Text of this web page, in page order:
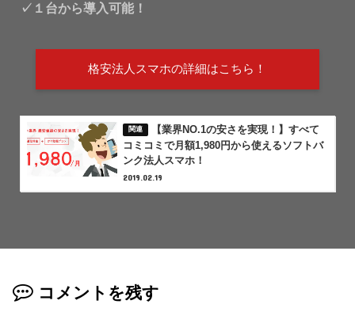
✓１台から導入可能！
格安法人スマホの詳細はこちら！
【業界NO.1の安さを実現！】すべて
コミコミで月額1,980円から使えるソフトバ
ンク法人スマホ！
2019.02.19
コメントを残す